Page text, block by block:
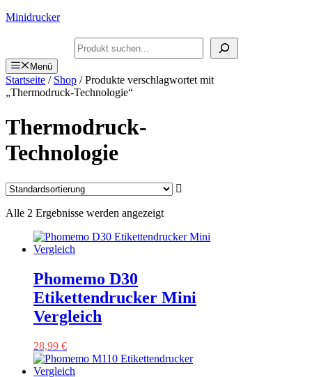
Zum
Minidrucker
Suchen
Menü
Startseite / Shop / Produkte verschlagwortet mit
„Thermodruck-Technologie“
Thermodruck-
Technologie
Alle 2 Ergebnisse werden angezeigt
Phomemo D30
Etikettendrucker Mini
Vergleich
28,99 €